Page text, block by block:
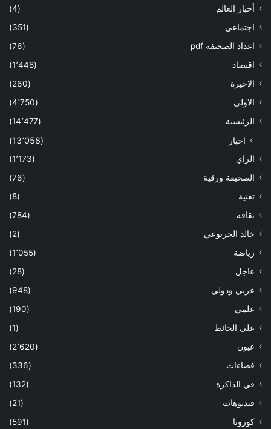
أخبار العالم
(4)
اجتماعي
(351)
اعداد الصحيفة pdf
(76)
اقتصاد
(1٬448)
الاخيرة
(260)
الاولى
(4٬750)
الرئيسية
(14٬477)
اخبار (13٬058)
الراي
(1٬173)
الصحيفة ورقية
(76)
تقنية
(8)
ثقافة
(784)
خالد الجربوعي
(2)
رياضة
(1٬055)
عاجل
(28)
عربي ودولي
(948)
علمي
(190)
على الحائط
(1)
عيون
(2٬620)
فضاءات
(336)
في الذاكرة
(132)
فيديوهات
(21)
كورونا
(591)